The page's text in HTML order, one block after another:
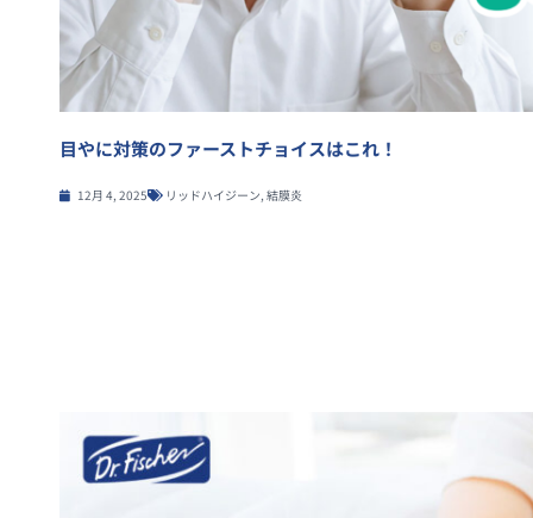
目やに対策のファーストチョイスはこれ！
12月 4, 2025 リッドハイジーン, 結膜炎